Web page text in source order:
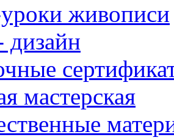
живописи
мастерская